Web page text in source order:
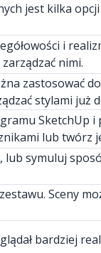
jest kilka
i
nimi.
zastosować
stylami już
SketchUp
lub twórz
symuluj
Sceny
bardziej